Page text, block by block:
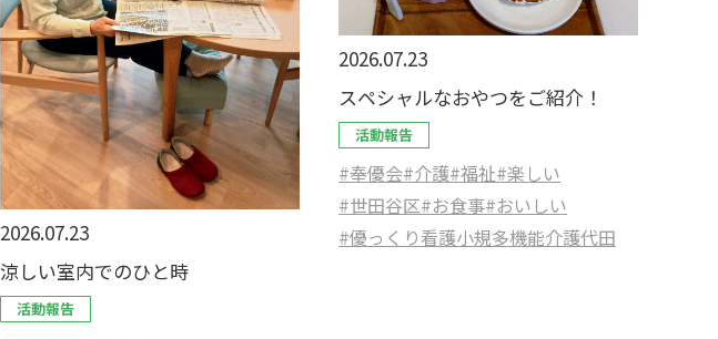
2026.07.23
涼しい室内でのひと時
活動報告
2026.07.23
スペシャルなおやつをご紹介！
活動報告
#奉優会#介護#福祉#楽しい
#世田谷区#お食事#おいしい
#優っくり看護小規多機能介護代田